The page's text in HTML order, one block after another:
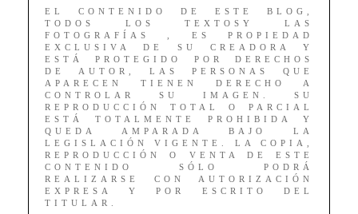
EL CONTENIDO DE ESTE BLOG,
TODOS LOS TEXTOSY LAS
FOTOGRAFÍAS , ES PROPIEDAD
EXCLUSIVA DE SU CREADORA Y
ESTÁ PROTEGIDO POR DERECHOS
DE AUTOR, LAS PERSONAS QUE
APARECEN TIENEN DERECHO A
CONTROLAR SU IMAGEN. SU
REPRODUCCIÓN TOTAL O PARCIAL
ESTÁ TOTALMENTE PROHIBIDA Y
QUEDA AMPARADA BAJO LA
LEGISLACIÓN VIGENTE. LA COPIA,
REPRODUCCIÓN O VENTA DE ESTE
CONTENIDO SÓLO PODRÁ
REALIZARSE CON AUTORIZACIÓN
EXPRESA Y POR ESCRITO DEL
TITULAR.